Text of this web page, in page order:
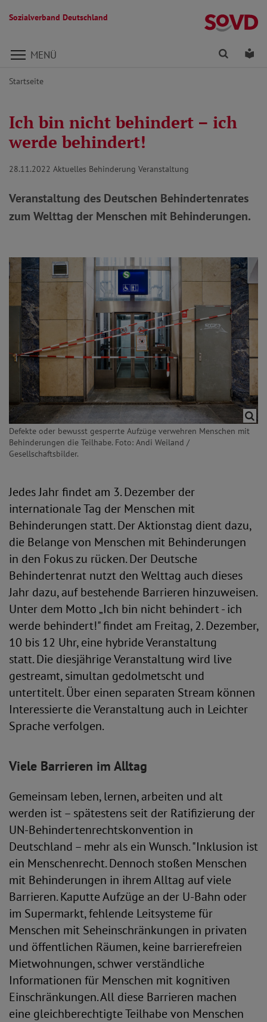
Sozialverband Deutschland
Direkt zu den Inhalten springen
MENÜ Finden
Startseite
Ich bin nicht behindert – ich
werde behindert!
28.11.2022 Aktuelles Behinderung Veranstaltung
Veranstaltung des Deutschen Behindertenrates
zum Welttag der Menschen mit Behinderungen.
Defekte oder bewusst gesperrte Aufzüge verwehren Menschen mit
Behinderungen die Teilhabe. Foto: Andi Weiland /
Gesellschaftsbilder.
Jedes Jahr findet am 3. Dezember der
internationale Tag der Menschen mit
Behinderungen statt. Der Aktionstag dient dazu,
die Belange von Menschen mit Behinderungen
in den Fokus zu rücken. Der Deutsche
Behindertenrat nutzt den Welttag auch dieses
Jahr dazu, auf bestehende Barrieren hinzuweisen.
Unter dem Motto „Ich bin nicht behindert - ich
werde behindert!" findet am Freitag, 2. Dezember,
10 bis 12 Uhr, eine hybride Veranstaltung
statt. Die diesjährige Veranstaltung wird live
gestreamt, simultan gedolmetscht und
untertitelt. Über einen separaten Stream können
Interessierte die Veranstaltung auch in Leichter
Sprache verfolgen.
Viele Barrieren im Alltag
Gemeinsam leben, lernen, arbeiten und alt
werden ist – spätestens seit der Ratifizierung der
UN-Behindertenrechtskonvention in
Deutschland – mehr als ein Wunsch. "Inklusion ist
ein Menschenrecht. Dennoch stoßen Menschen
mit Behinderungen in ihrem Alltag auf viele
Barrieren. Kaputte Aufzüge an der U-Bahn oder
im Supermarkt, fehlende Leitsysteme für
Menschen mit Seheinschränkungen in privaten
und öffentlichen Räumen, keine barrierefreien
Mietwohnungen, schwer verständliche
Informationen für Menschen mit kognitiven
Einschränkungen. All diese Barrieren machen
eine gleichberechtigte Teilhabe von Menschen